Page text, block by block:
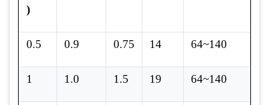
)
0.5 0.9 0.75 14 64~140
1 1.0 1.5 19 64~140